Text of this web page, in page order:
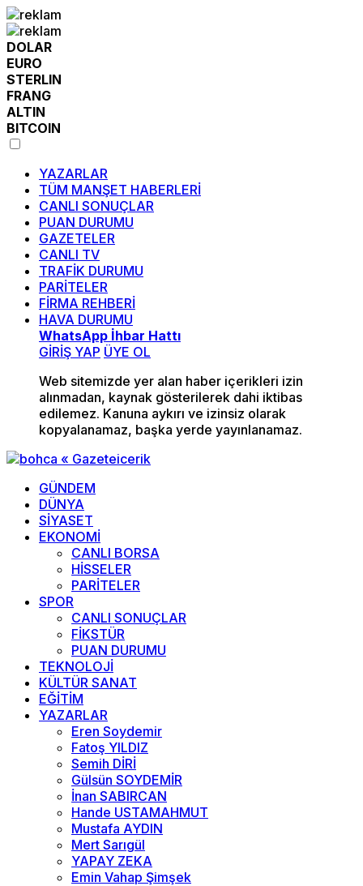
DOLAR
EURO
STERLIN
FRANG
ALTIN
BITCOIN
YAZARLAR
TÜM MANŞET HABERLERİ
CANLI SONUÇLAR
PUAN DURUMU
GAZETELER
CANLI TV
TRAFİK DURUMU
PARİTELER
FİRMA REHBERİ
HAVA DURUMU
WhatsApp İhbar Hattı
GİRİŞ YAP ÜYE OL
Web sitemizde yer alan haber içerikleri izin
alınmadan, kaynak gösterilerek dahi iktibas
edilemez. Kanuna aykırı ve izinsiz olarak
kopyalanamaz, başka yerde yayınlanamaz.
GÜNDEM
DÜNYA
SİYASET
EKONOMİ
CANLI BORSA
HİSSELER
PARİTELER
SPOR
CANLI SONUÇLAR
FİKSTÜR
PUAN DURUMU
TEKNOLOJİ
KÜLTÜR SANAT
EĞİTİM
YAZARLAR
Eren Soydemir
Fatoş YILDIZ
Semih DİRİ
Gülsün SOYDEMİR
İnan SABIRCAN
Hande USTAMAHMUT
Mustafa AYDIN
Mert Sarıgül
YAPAY ZEKA
Emin Vahap Şimşek